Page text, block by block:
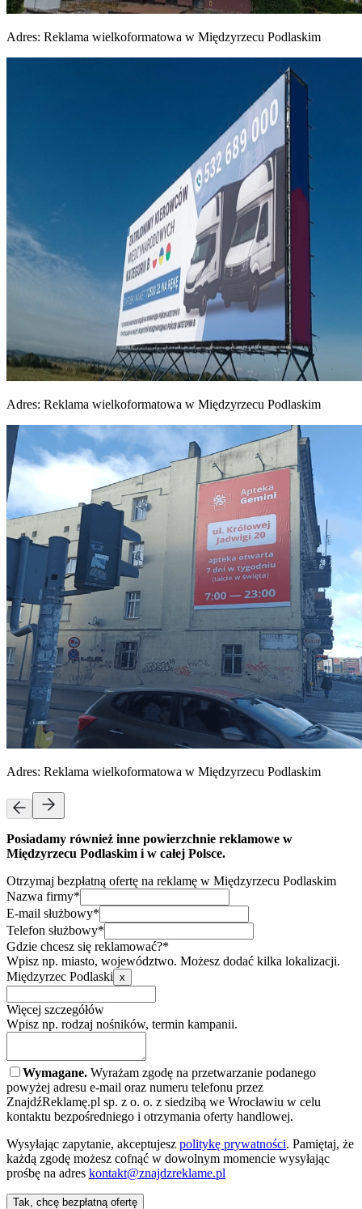
Adres: Reklama wielkoformatowa w Międzyrzecu Podlaskim
Adres: Reklama wielkoformatowa w Międzyrzecu Podlaskim
Adres: Reklama wielkoformatowa w Międzyrzecu Podlaskim
Posiadamy również inne powierzchnie reklamowe w
Międzyrzecu Podlaskim i w całej Polsce.
Otrzymaj bezpłatną ofertę na reklamę w Międzyrzecu Podlaskim
Nazwa firmy*
E-mail służbowy*
Telefon służbowy*
Gdzie chcesz się reklamować?*
Wpisz np. miasto, województwo. Możesz dodać kilka lokalizacji.
Międzyrzec Podlaski x
Więcej szczegółów
Wpisz np. rodzaj nośników, termin kampanii.
Wymagane. Wyrażam zgodę na przetwarzanie podanego
powyżej adresu e-mail oraz numeru telefonu przez
ZnajdźReklamę.pl sp. z o. o. z siedzibą we Wrocławiu w celu
kontaktu bezpośredniego i otrzymania oferty handlowej.
Wysyłając zapytanie, akceptujesz politykę prywatności. Pamiętaj, że
każdą zgodę możesz cofnąć w dowolnym momencie wysyłając
prośbę na adres kontakt@znajdzreklame.pl
Tak, chcę bezpłatną ofertę